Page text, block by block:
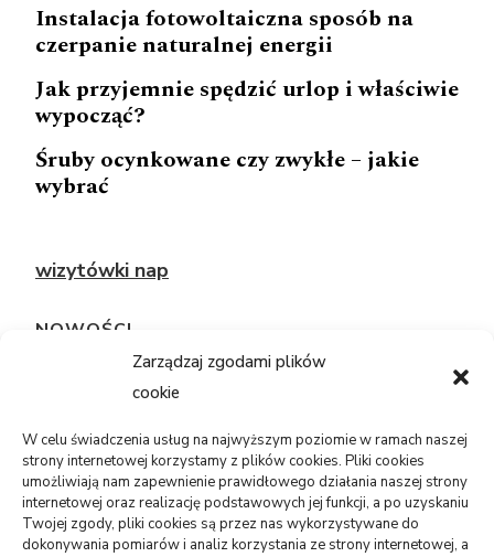
Zarządzaj zgodami plików
cookie
W celu świadczenia usług na najwyższym poziomie w ramach naszej
strony internetowej korzystamy z plików cookies. Pliki cookies
umożliwiają nam zapewnienie prawidłowego działania naszej strony
internetowej oraz realizację podstawowych jej funkcji, a po uzyskaniu
Twojej zgody, pliki cookies są przez nas wykorzystywane do
dokonywania pomiarów i analiz korzystania ze strony internetowej, a
Instalacja fotowoltaiczna sposób na
czerpanie naturalnej energii
Jak przyjemnie spędzić urlop i właściwie
wypocząć?
Śruby ocynkowane czy zwykłe – jakie
wybrać
wizytówki nap
NOWOŚCI
system, płyta?
05/08/2026
USŁUGI